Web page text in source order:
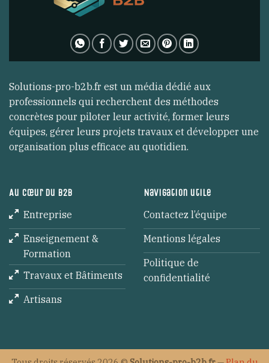
Solutions-pro-b2b.fr est un média dédié aux
professionnels qui recherchent des méthodes
concrètes pour piloter leur activité, former leurs
équipes, gérer leurs projets travaux et développer une
organisation plus efficace au quotidien.
Au cœur du B2B
Entreprise
Enseignement &
Formation
Travaux et Bâtiments
Artisans
Navigation utile
Contactez l’équipe
Mentions légales
Politique de
confidentialité